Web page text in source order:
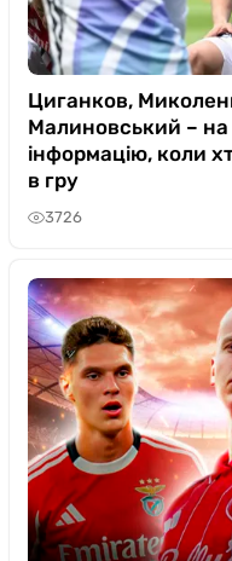
Циганков,
Малиновський – на
інформацію, коли
в гру
3726